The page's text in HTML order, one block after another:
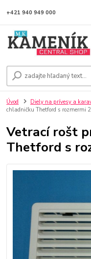
+421 940 949 000
Úvod Diely na prívesy a
chladničku Thetford s rozmermi
Vetrací rošt
Thetford s